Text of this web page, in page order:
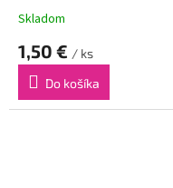
Skladom
1,50 € / ks
Do košíka